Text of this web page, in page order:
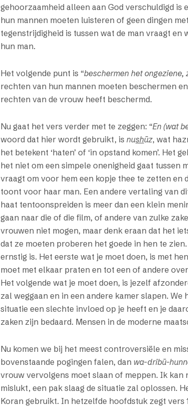
gehoorzaamheid alleen aan God verschuldigd
hun mannen moeten luisteren of geen dingen
tegenstrijdigheid is tussen wat de man vraagt
hun man.
Het volgende punt is “beschermen het
rechten van hun mannen moeten beschermen
rechten van de vrouw heeft beschermd.
Nu gaat het vers verder met te zeggen: “En (wat
woord dat hier wordt gebruikt, is nushūz, wat
het betekent ‘haten’ of ‘in opstand komen’.
het niet om een simpele onenigheid gaat tussen
vraagt om voor hem een kopje thee te zetten en
toont voor haar man. Een andere vertaling van
haat tentoonspreiden is meer dan een klein
gaan naar die of die film, of andere van zulke
vrouwen niet mogen, maar denk eraan dat het
dat ze moeten proberen het goede in hen te
ernstig is. Het eerste wat je moet doen, is met
moet met elkaar praten en tot een of andere
Het volgende wat je moet doen, is jezelf
zal weggaan en in een andere kamer slapen.
situatie een slechte invloed op je heeft en je
zaken zijn bedaard. Mensen in de moderne
Nu komen we bij het meest controversiële en
bovenstaande pogingen falen, dan wa-dribū-
vrouw vervolgens moet slaan of meppen. Ik
mislukt, een pak slaag de situatie zal oplossen.
Koran gebruikt. In hetzelfde hoofdstuk zegt vers